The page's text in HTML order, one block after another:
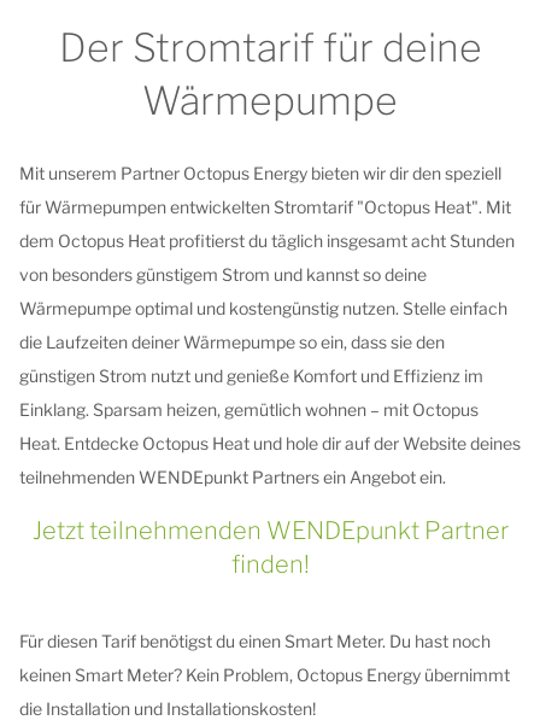
Der Stromtarif für deine
Wärmepumpe
Mit unserem Partner Octopus Energy bieten wir dir den speziell
für Wärmepumpen entwickelten Stromtarif "Octopus Heat". Mit
dem Octopus Heat profitierst du täglich insgesamt acht Stunden
von besonders günstigem Strom und kannst so deine
Wärmepumpe optimal und kostengünstig nutzen. Stelle einfach
die Laufzeiten deiner Wärmepumpe so ein, dass sie den
günstigen Strom nutzt und genieße Komfort und Effizienz im
Einklang. Sparsam heizen, gemütlich wohnen – mit Octopus
Heat. Entdecke Octopus Heat und hole dir auf der Website deines
teilnehmenden WENDEpunkt Partners ein Angebot ein.
Jetzt teilnehmenden WENDEpunkt Partner
finden!
Für diesen Tarif benötigst du einen Smart Meter. Du hast noch
keinen Smart Meter? Kein Problem, Octopus Energy übernimmt
die Installation und Installationskosten!